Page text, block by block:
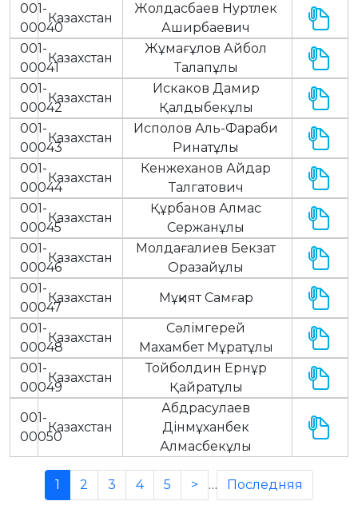
001-
00040
Казахстан
Жолдасбаев Нуртлек
Аширбаевич
001-
00041
Казахстан
Жұмағұлов Айбол
Талапұлы
001-
00042
Казахстан
Искаков Дамир
Қалдыбекұлы
001-
00043
Казахстан
Исполов Аль-Фараби
Ринатұлы
001-
00044
Казахстан
Кенжеханов Айдар
Талгатович
001-
00045
Казахстан
Құрбанов Алмас
Сержанұлы
001-
00046
Казахстан
Молдағалиев Бекзат
Оразайұлы
001-
00047
Казахстан
Мұқият Самғар
001-
00048
Казахстан
Сәлімгерей
Махамбет Мұратұлы
001-
00049
Казахстан
Тойболдин Ернұр
Қайратұлы
001-
00050
Казахстан
Абдрасулаев
Дінмұханбек
Алмасбекұлы
1 2 3 4 5 > … Последняя